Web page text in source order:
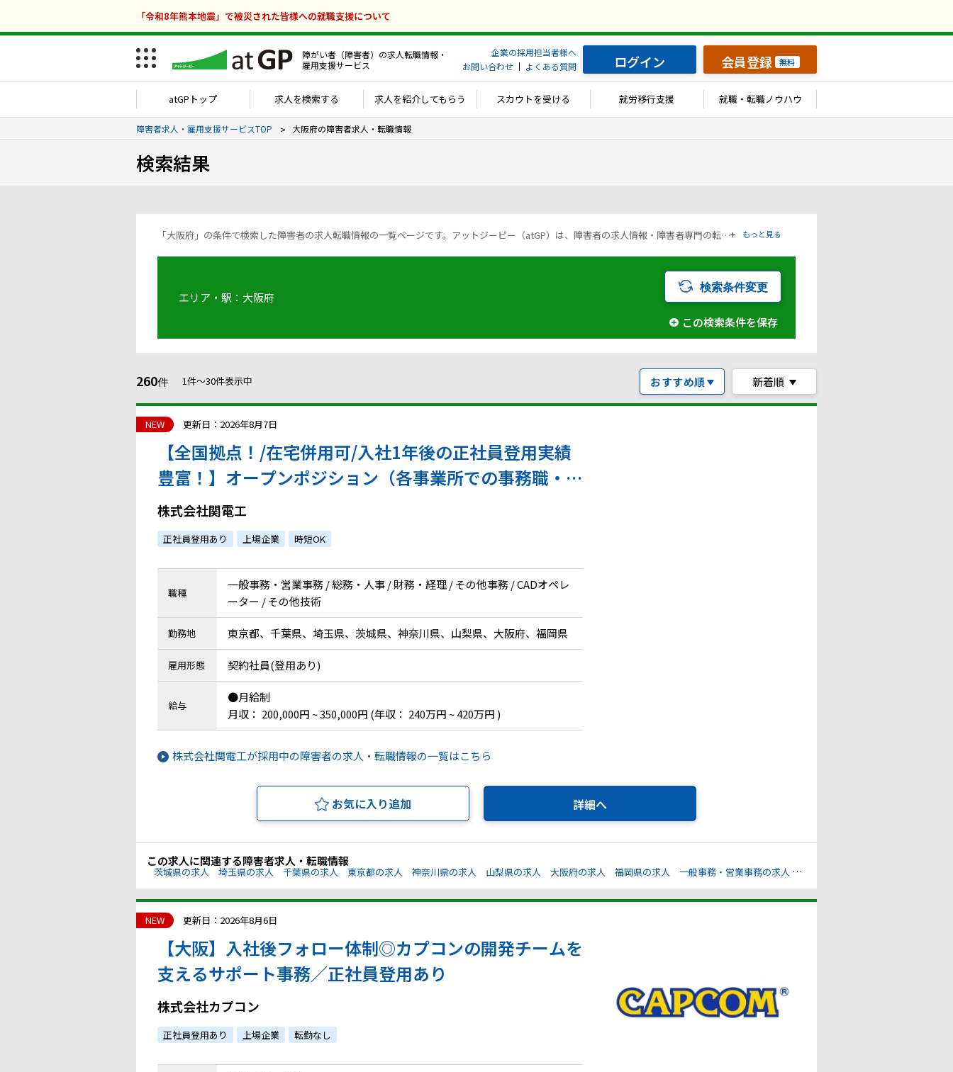
「令和8年熊本地震」で被災された皆様への就職支援について
障がい者（障害者）の求人転職情報・
雇用支援サービス
企業の採用担当者様へ
お問い合わせ
よくある質問 ログイン 会員登録 無料
atGPトップ 求人を検索する 求人を紹介してもらう スカウトを受ける 就労移行支援 就職・転職ノウハウ
障害者求人・雇用支援サービスTOP 大阪府の障害者求人・転職情報
検索結果
「大阪府」の条件で検索した障害者の求人転職情報の一覧ページです。アットジーピー（atGP）は、障害者の求人情報・障害者専門の転職支援サービス（エージェント）・就労移行支援事業所など、雇用に関する様々なサービスを展開している障害者の「働く」をトータルでサポートするサービスです。 もっと見る
エリア・駅：大阪府
検索条件変更
この検索条件を保存
おすすめ順 新着順
260件 1件〜30件表示中
NEW 更新日：2026年8月7日
【全国拠点！/在宅併用可/入社1年後の正社員登用実績
豊富！】オープンポジション（各事業所での事務職・建
築CADオペレーター）
株式会社関電工
正社員登用あり 上場企業 時短OK
職種
一般事務・営業事務 / 総務・人事 / 財務・経理 / その他事務 / CADオペレ
ーター / その他技術
勤務地 東京都、千葉県、埼玉県、茨城県、神奈川県、山梨県、大阪府、福岡県
雇用形態 契約社員(登用あり)
給与
●月給制
月収： 200,000円 ~ 350,000円 (年収： 240万円 ~ 420万円 )
株式会社関電工が採用中の障害者の求人・転職情報の一覧はこちら
お気に入り追加 詳細へ
この求人に関連する障害者求人・転職情報
茨城県の求人 埼玉県の求人 千葉県の求人 東京都の求人 神奈川県の求人 山梨県の求人 大阪府の求人 福岡県の求人 一般事務・営業事務の求人 総務・人事の求人
NEW 更新日：2026年8月6日
【大阪】入社後フォロー体制◎カプコンの開発チームを
支えるサポート事務／正社員登用あり
株式会社カプコン
正社員登用あり 上場企業 転勤なし